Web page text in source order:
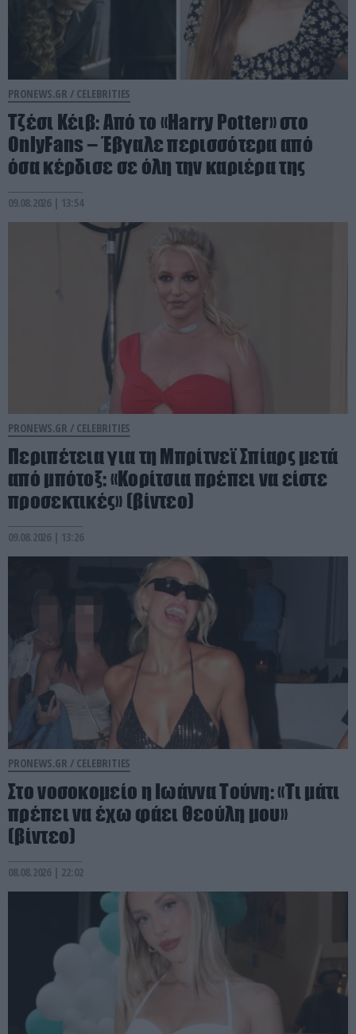
PRONEWS.GR / CELEBRITIES
Τζέσι Κέιβ: Από το «Harry Potter» στο
OnlyFans – Έβγαλε περισσότερα από
όσα κέρδισε σε όλη την καριέρα της
09.08.2026 | 13:54
PRONEWS.GR / CELEBRITIES
Περιπέτεια για τη Μπρίτνεϊ Σπίαρς μετά
από μπότοξ: «Κορίτσια πρέπει να είστε
προσεκτικές» (βίντεο)
09.08.2026 | 13:26
PRONEWS.GR / CELEBRITIES
Στο νοσοκομείο η Ιωάννα Τούνη: «Τι μάτι
πρέπει να έχω φάει Θεούλη μου»
(βίντεο)
08.08.2026 | 22:02